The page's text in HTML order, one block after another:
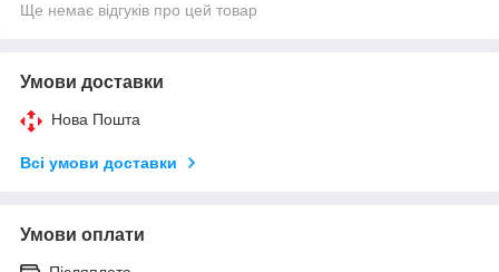
Ще немає відгуків про цей товар
Умови доставки
Нова Пошта
Всі умови доставки
Умови оплати